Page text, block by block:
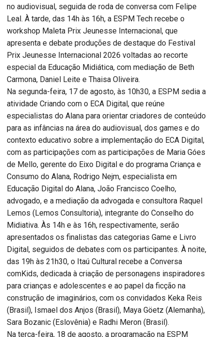
no audiovisual, seguida de roda de conversa com Felipe
Leal. À tarde, das 14h às 16h, a ESPM Tech recebe o
workshop Maleta Prix Jeunesse Internacional, que
apresenta e debate produções de destaque do Festival
Prix Jeunesse Internacional 2026 voltadas ao recorte
especial da Educação Midiática, com mediação de Beth
Carmona, Daniel Leite e Thaisa Oliveira.
Na segunda-feira, 17 de agosto, às 10h30, a ESPM sedia a
atividade Criando com o ECA Digital, que reúne
especialistas do Alana para orientar criadores de conteúdo
para as infâncias na área do audiovisual, dos games e do
contexto educativo sobre a implementação do ECA Digital,
com as participações com as participações de Maria Góes
de Mello, gerente do Eixo Digital e do programa Criança e
Consumo do Alana, Rodrigo Nejm, especialista em
Educação Digital do Alana, João Francisco Coelho,
advogado, e a mediação da advogada e consultora Raquel
Lemos (Lemos Consultoria), integrante do Conselho do
Midiativa. Às 14h e às 16h, respectivamente, serão
apresentados os finalistas das categorias Game e Livro
Digital, seguidos de debates com os participantes. À noite,
das 19h às 21h30, o Itaú Cultural recebe a Conversa
comKids, dedicada à criação de personagens inspiradores
para crianças e adolescentes e ao papel da ficção na
construção de imaginários, com os convidados Keka Reis
(Brasil), Ismael dos Anjos (Brasil), Maya Göetz (Alemanha),
Sara Bozanic (Eslovênia) e Radhi Meron (Brasil).
Na terça-feira, 18 de agosto, a programação na ESPM